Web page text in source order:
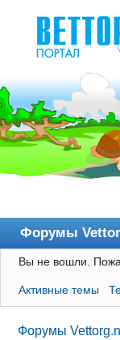
Форумы
Главная
Пользователи
Правила
Вы не вошли.
Активные темы
Форумы